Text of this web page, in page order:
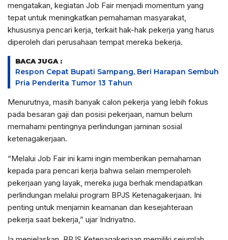
mengatakan, kegiatan Job Fair menjadi momentum yang
tepat untuk meningkatkan pemahaman masyarakat,
khususnya pencari kerja, terkait hak-hak pekerja yang harus
diperoleh dari perusahaan tempat mereka bekerja.
BACA JUGA :
Respon Cepat Bupati Sampang, Beri Harapan Sembuh
Pria Penderita Tumor 13 Tahun
Menurutnya, masih banyak calon pekerja yang lebih fokus
pada besaran gaji dan posisi pekerjaan, namun belum
memahami pentingnya perlindungan jaminan sosial
ketenagakerjaan.
“Melalui Job Fair ini kami ingin memberikan pemahaman
kepada para pencari kerja bahwa selain memperoleh
pekerjaan yang layak, mereka juga berhak mendapatkan
perlindungan melalui program BPJS Ketenagakerjaan. Ini
penting untuk menjamin keamanan dan kesejahteraan
pekerja saat bekerja,” ujar Indriyatno.